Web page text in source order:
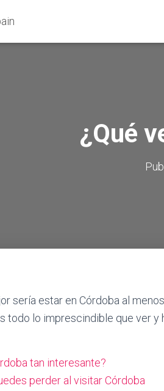
¿Qué
sería estar en Córdoba al
todo lo imprescindible que ver y
tan interesante?
perder al visitar Córdoba